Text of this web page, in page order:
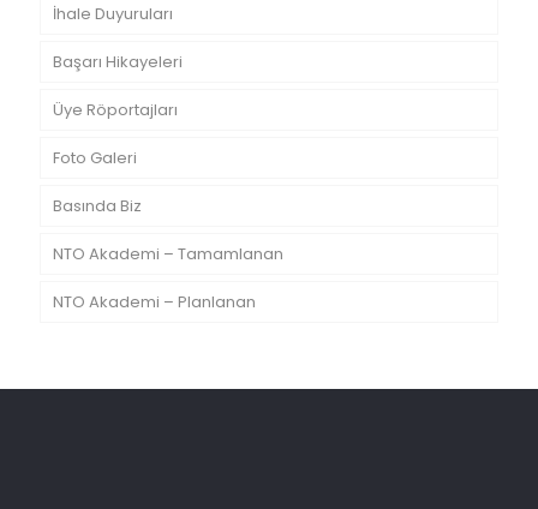
İhale Duyuruları
Başarı Hikayeleri
Üye Röportajları
Foto Galeri
Basında Biz
NTO Akademi – Tamamlanan
NTO Akademi – Planlanan